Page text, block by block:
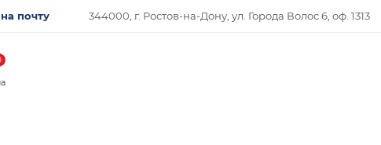
почту 344000, г. Ростов-на-Дону, ул. Города Волос 6, оф. 1313